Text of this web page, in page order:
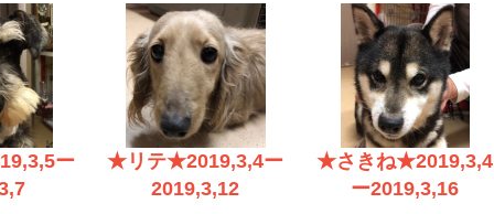
ー
★リテ★2019,3,4ー
2019,3,12
★さきね★2019,3,4
ー2019,3,16